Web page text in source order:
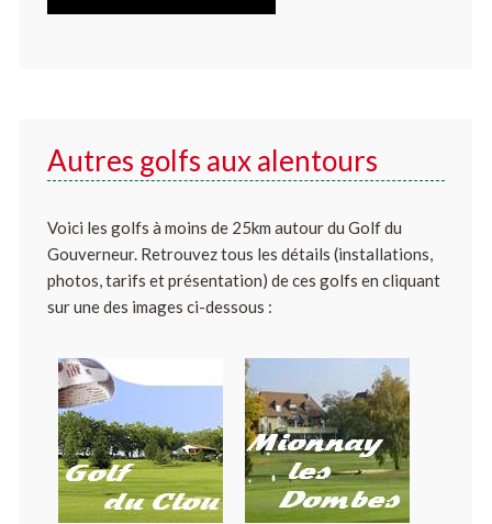
Autres golfs aux alentours
Voici les golfs à moins de 25km autour du Golf du
Gouverneur. Retrouvez tous les détails (installations,
photos, tarifs et présentation) de ces golfs en cliquant
sur une des images ci-dessous :